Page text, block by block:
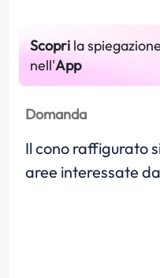
Scopri la spiegazione
nell'App
Domanda
Il cono raffigurato
aree interessate